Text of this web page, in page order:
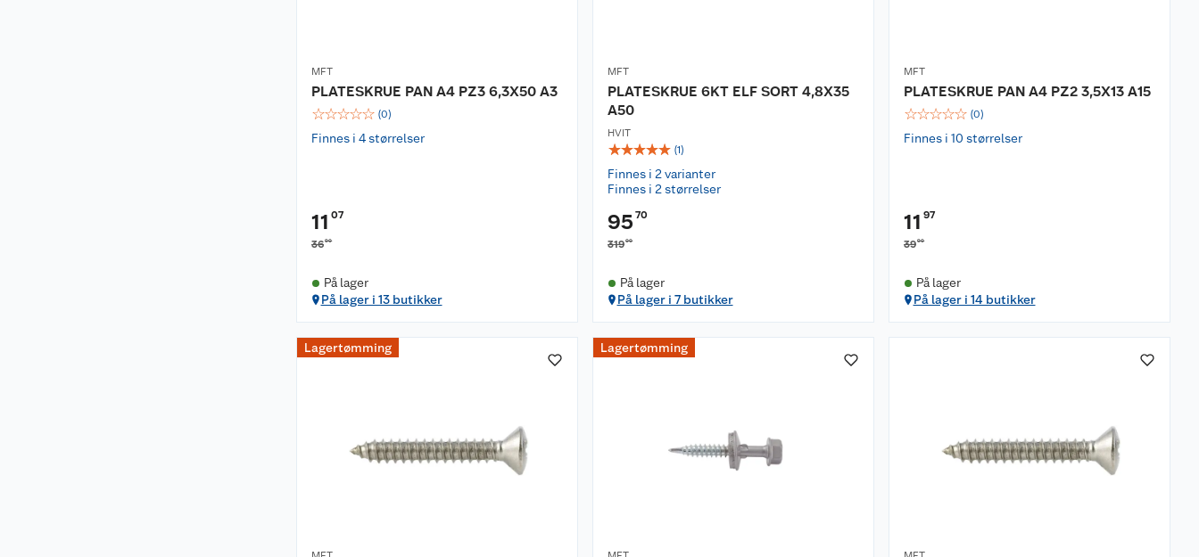
MFT
PLATESKRUE PAN A4 PZ3 6,3X50 A3
☆☆☆☆☆ (0)
Finnes i 4 størrelser
11 07
3690
På lager
På lager i 13 butikker
MFT
PLATESKRUE 6KT ELF SORT 4,8X35
A50
HVIT
☆☆☆☆☆ (1)
Finnes i 2 varianter
Finnes i 2 størrelser
95 70
31900
På lager
På lager i 7 butikker
MFT
PLATESKRUE PAN A4 PZ2 3,5X13 A15
☆☆☆☆☆ (0)
Finnes i 10 størrelser
11 97
3990
På lager
På lager i 14 butikker
Lagertømming Lagertømming